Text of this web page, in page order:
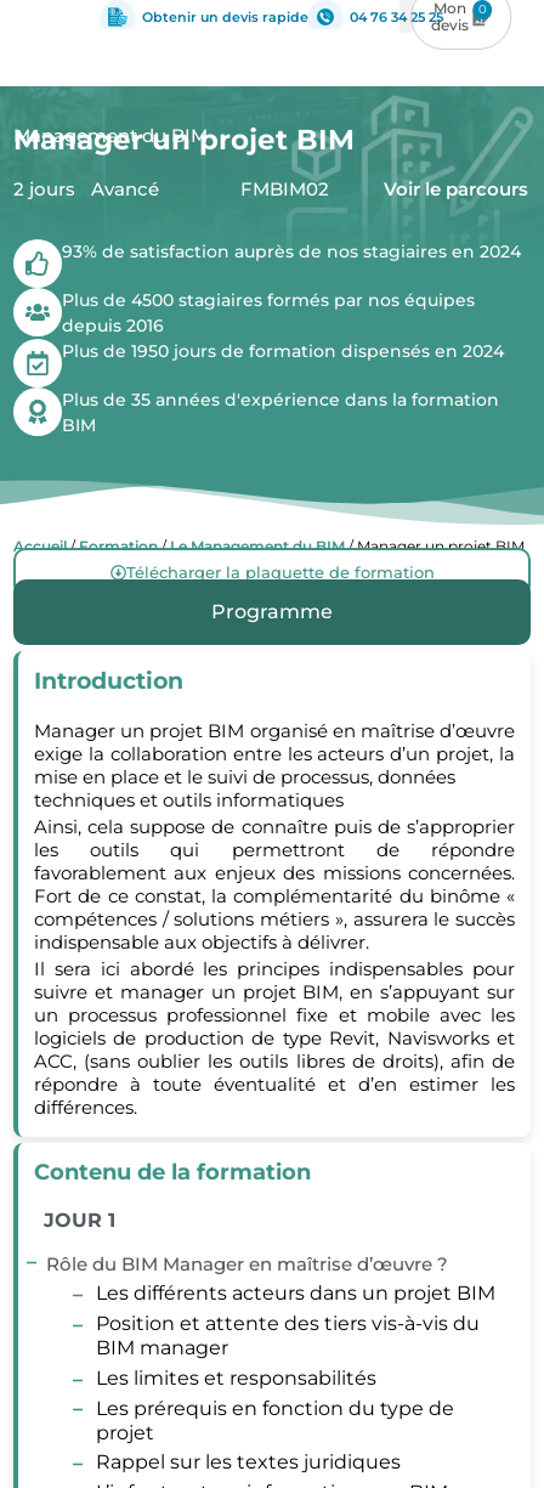
Obtenir un devis rapide 04 76 34 25 25 0
Management du BIM
Manager un projet BIM
2 jours Avancé FMBIM02 Voir le parcours
93% de satisfaction auprès de nos stagiaires en 2024
Plus de 4500 stagiaires formés par nos équipes
depuis 2016
Plus de 1950 jours de formation dispensés en 2024
Plus de 35 années d'expérience dans la formation
BIM
Accueil/Formation/Le Management du BIM/ Manager un projet BIM
Télécharger la plaquette de formation
Programme
Introduction
Manager un projet BIM organisé en maîtrise d’œuvre
exige la collaboration entre les acteurs d’un projet, la
mise en place et le suivi de processus, données
techniques et outils informatiques
Ainsi, cela suppose de connaître puis de s’approprier
les outils qui permettront de répondre
favorablement aux enjeux des missions concernées.
Fort de ce constat, la complémentarité du binôme «
compétences / solutions métiers », assurera le succès
indispensable aux objectifs à délivrer.
Il sera ici abordé les principes indispensables pour
suivre et manager un projet BIM, en s’appuyant sur
un processus professionnel fixe et mobile avec les
logiciels de production de type Revit, Navisworks et
ACC, (sans oublier les outils libres de droits), afin de
répondre à toute éventualité et d’en estimer les
différences.
Contenu de la formation
JOUR 1
Rôle du BIM Manager en maîtrise d’œuvre ?
Les différents acteurs dans un projet BIM
Position et attente des tiers vis-à-vis du
BIM manager
Les limites et responsabilités
Les prérequis en fonction du type de
projet
Rappel sur les textes juridiques